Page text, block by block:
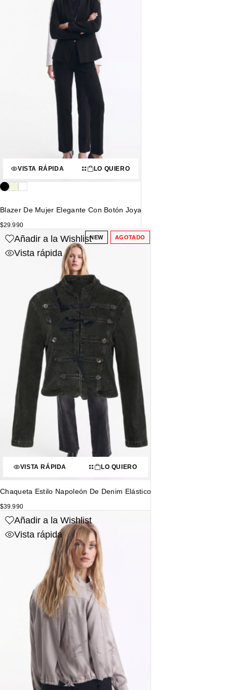
VISTA RÁPIDA LO QUIERO
Blazer De Mujer Elegante Con Botón Joya
$29.990
NEW AGOTADO
Añadir a la Wishlist
Vista rápida
VISTA RÁPIDA LO QUIERO
Chaqueta Estilo Napoleón De Denim Elástico
$39.990
Añadir a la Wishlist
Vista rápida